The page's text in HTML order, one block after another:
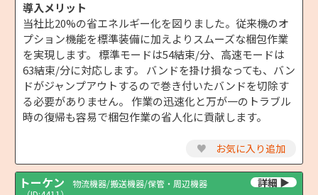
導入メリット
当社比20%の省エネルギー化を図りました。従来機のオ
プション機能を標準装備に加えよりスムーズな梱包作業
を実現します。 標準モードは54結束/分、高速モードは
63結束/分に対応します。 バンドを掛け損なっても、バン
ドがジャンプアウトするので巻き付いたバンドを切除す
る必要がありません。 作業の迅速化と万が一のトラブル
時の復帰も容易で梱包作業の省人化に貢献します。
♥ お気に入り追加
トーケン
物流機器/搬送機器/保管・周辺機器